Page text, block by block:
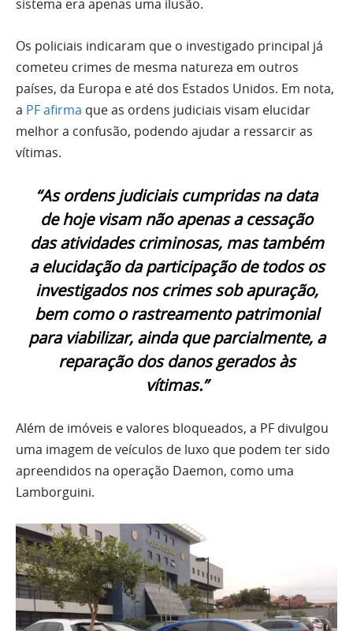
sistema era apenas uma ilusão.
Os policiais indicaram que o investigado principal já
cometeu crimes de mesma natureza em outros
países, da Europa e até dos Estados Unidos. Em nota,
a PF afirma que as ordens judiciais visam elucidar
melhor a confusão, podendo ajudar a ressarcir as
vítimas.
“As ordens judiciais cumpridas na data
de hoje visam não apenas a cessação
das atividades criminosas, mas também
a elucidação da participação de todos os
investigados nos crimes sob apuração,
bem como o rastreamento patrimonial
para viabilizar, ainda que parcialmente, a
reparação dos danos gerados às
vítimas.”
Além de imóveis e valores bloqueados, a PF divulgou
uma imagem de veículos de luxo que podem ter sido
apreendidos na operação Daemon, como uma
Lamborguini.